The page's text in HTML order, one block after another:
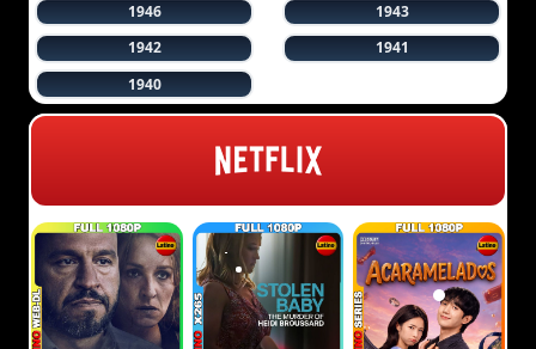
1946
1943
1942
1941
1940